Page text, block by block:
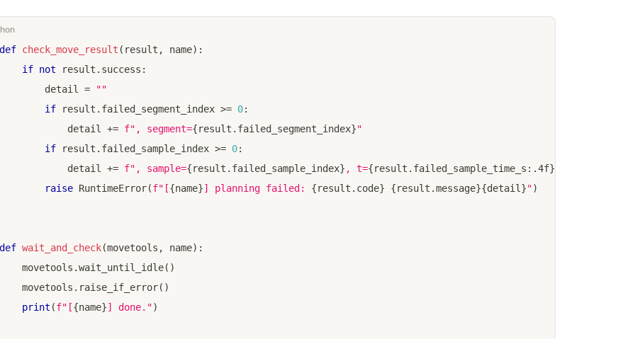
def check_move_result ( result , name) :
if not result . success :
        detail
=
""
if result . failed_segment_index >= 0:
            detail
+= f", segment={result . failed_segment_index}"
if result . failed_sample_index >= 0:
            detail
+= f", sample={result . failed_sample_index} , t={result . failed_sample_time_s : .4f}
raise RuntimeError(f"[{name}] planning failed: {result . code} {result .message}{detail }")
def wait_and_check(movetools , name) :
    movetools
.wait_until_idle( )
    movetools
. raise_if_error( )
print (f"[{name}] done.")